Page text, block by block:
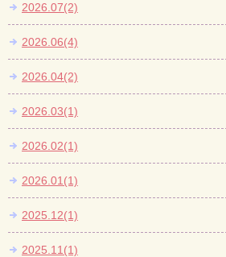
2026.07(2)
2026.06(4)
2026.04(2)
2026.03(1)
2026.02(1)
2026.01(1)
2025.12(1)
2025.11(1)